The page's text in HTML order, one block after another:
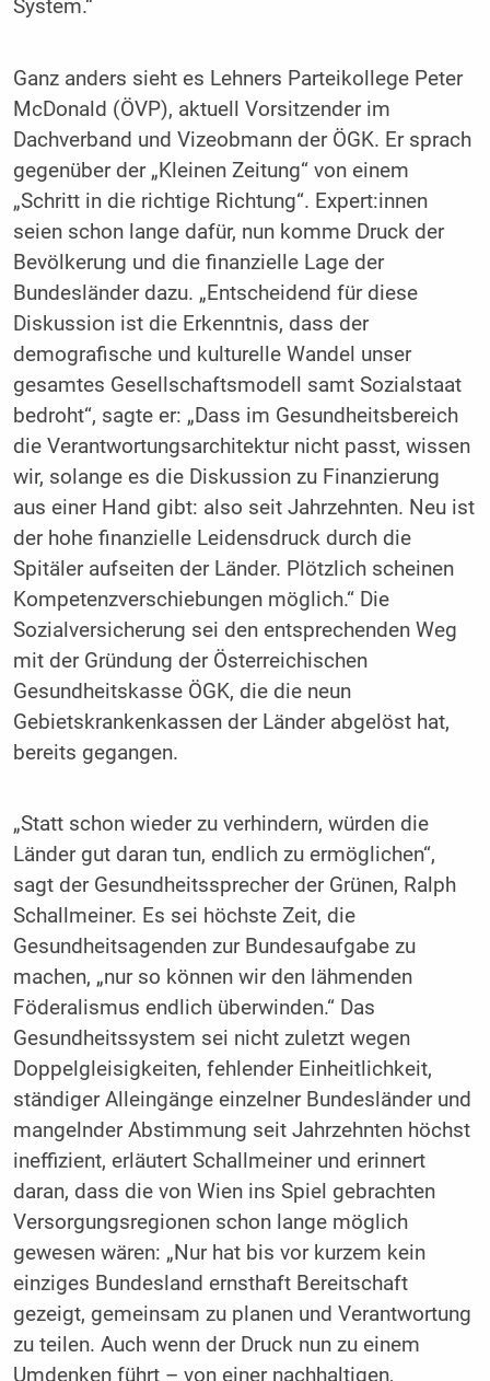
System.“
Ganz anders sieht es Lehners Parteikollege Peter
McDonald (ÖVP), aktuell Vorsitzender im
Dachverband und Vizeobmann der ÖGK. Er sprach
gegenüber der „Kleinen Zeitung“ von einem
„Schritt in die richtige Richtung“. Expert:innen
seien schon lange dafür, nun komme Druck der
Bevölkerung und die finanzielle Lage der
Bundesländer dazu. „Entscheidend für diese
Diskussion ist die Erkenntnis, dass der
demografische und kulturelle Wandel unser
gesamtes Gesellschaftsmodell samt Sozialstaat
bedroht“, sagte er: „Dass im Gesundheitsbereich
die Verantwortungsarchitektur nicht passt, wissen
wir, solange es die Diskussion zu Finanzierung
aus einer Hand gibt: also seit Jahrzehnten. Neu ist
der hohe finanzielle Leidensdruck durch die
Spitäler aufseiten der Länder. Plötzlich scheinen
Kompetenzverschiebungen möglich.“ Die
Sozialversicherung sei den entsprechenden Weg
mit der Gründung der Österreichischen
Gesundheitskasse ÖGK, die die neun
Gebietskrankenkassen der Länder abgelöst hat,
bereits gegangen.
„Statt schon wieder zu verhindern, würden die
Länder gut daran tun, endlich zu ermöglichen“,
sagt der Gesundheitssprecher der Grünen, Ralph
Schallmeiner. Es sei höchste Zeit, die
Gesundheitsagenden zur Bundesaufgabe zu
machen, „nur so können wir den lähmenden
Föderalismus endlich überwinden.“ Das
Gesundheitssystem sei nicht zuletzt wegen
Doppelgleisigkeiten, fehlender Einheitlichkeit,
ständiger Alleingänge einzelner Bundesländer und
mangelnder Abstimmung seit Jahrzehnten höchst
ineffizient, erläutert Schallmeiner und erinnert
daran, dass die von Wien ins Spiel gebrachten
Versorgungsregionen schon lange möglich
gewesen wären: „Nur hat bis vor kurzem kein
einziges Bundesland ernsthaft Bereitschaft
gezeigt, gemeinsam zu planen und Verantwortung
zu teilen. Auch wenn der Druck nun zu einem
Umdenken führt – von einer nachhaltigen,